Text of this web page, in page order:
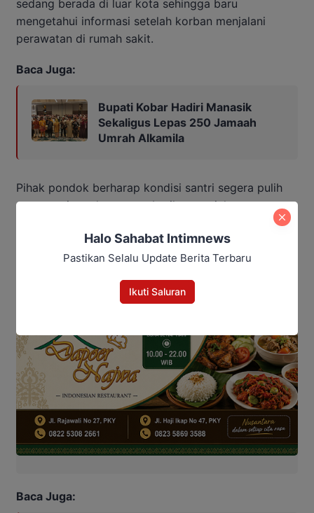
sedang berada di luar kota sehingga baru
mengetahui informasi setelah korban menjalani
perawatan di rumah sakit.
Baca Juga:
Bupati Kobar Hadiri Manasik
Sekaligus Lepas 250 Jamaah
Umrah Alkamila
Pihak pondok berharap kondisi santri segera pulih
agar nantinya dapat memberikan penjelasan
Penulis: Yusro
Baca Juga:
Halo Sahabat Intimnews
Pastikan Selalu Update Berita Terbaru
Ikuti Saluran